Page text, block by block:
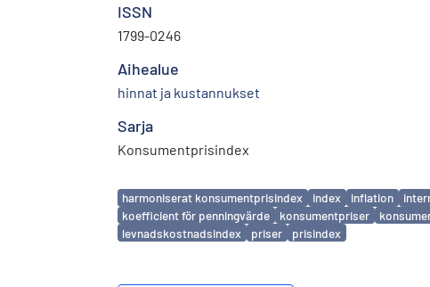
ISSN
1799-0246
Aihealue
hinnat ja kustannukset
Sarja
Konsumentprisindex
Avainsanat
harmoniserat konsumentprisindex index inflation
koefficient för penningvärde
konsumentpriser
levnadskostnadsindex
priser prisindex